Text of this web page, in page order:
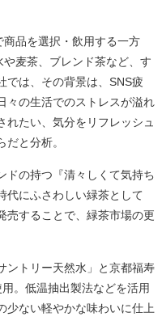
品を選択・飲用する一方
や麦茶、ブレンド茶など、す
では、その背景は、SNS疲
々の生活でのストレスが溢れ
れたい、気分をリフレッシュ
と分析。
の持つ『清々しくて気持ち
代にふさわしい緑茶として
売することで、緑茶市場の更
トリー天然水」と京都福寿
。低温抽出製法などを活用
少ない軽やかな味わいに仕上